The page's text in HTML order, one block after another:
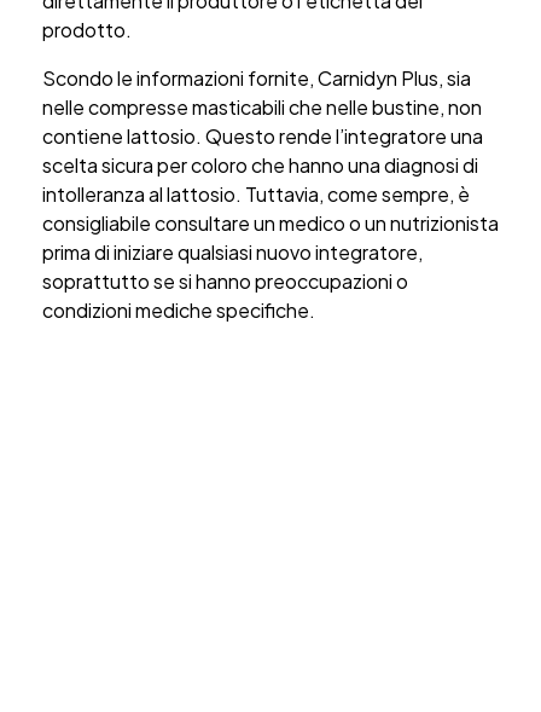
prodotto.
Scondo le informazioni fornite, Carnidyn Plus, sia
nelle compresse masticabili che nelle bustine, non
contiene lattosio. Questo rende l’integratore una
scelta sicura per coloro che hanno una diagnosi di
intolleranza al lattosio. Tuttavia, come sempre, è
consigliabile consultare un medico o un nutrizionista
prima di iniziare qualsiasi nuovo integratore,
soprattutto se si hanno preoccupazioni o
condizioni mediche specifiche.